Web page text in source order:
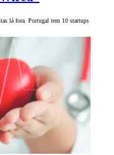
lá fora. Portugal tem 10 startups